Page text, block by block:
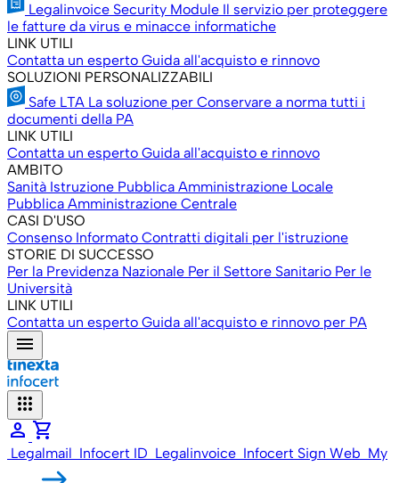
Legalinvoice Security Module Il servizio per proteggere
le fatture da virus e minacce informatiche
LINK UTILI
Contatta un esperto Guida all'acquisto e rinnovo
SOLUZIONI PERSONALIZZABILI
Safe LTA La soluzione per Conservare a norma tutti i
documenti della PA
LINK UTILI
Contatta un esperto Guida all'acquisto e rinnovo
AMBITO
Sanità Istruzione Pubblica Amministrazione Locale
Pubblica Amministrazione Centrale
CASI D'USO
Consenso Informato Contratti digitali per l'istruzione
STORIE DI SUCCESSO
Per la Previdenza Nazionale Per il Settore Sanitario Per le
Università
LINK UTILI
Contatta un esperto Guida all'acquisto e rinnovo per PA
menu
apps
person shopping_cart
Legalmail Infocert ID Legalinvoice Infocert Sign Web My